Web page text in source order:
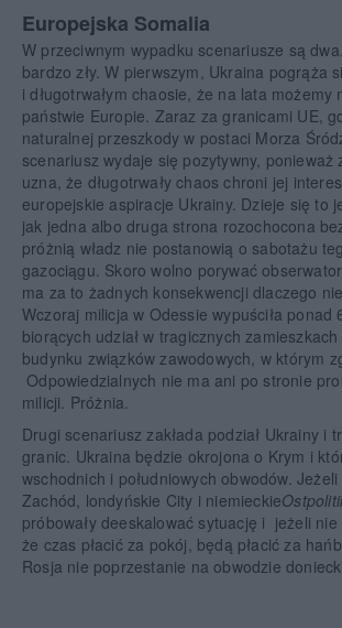
Europejska Somalia
W przeciwnym wypadku scenariusze są
bardzo zły. W pierwszym, Ukraina pogrąża
i długotrwałym chaosie, że na lata możemy
państwie Europie. Zaraz za granicami UE,
naturalnej przeszkody w postaci Morza
scenariusz wydaje się pozytywny, ponieważ
uzna, że długotrwały chaos chroni jej
europejskie aspiracje Ukrainy. Dzieje się to
jak jedna albo druga strona rozochocona
próżnią władz nie postanowią o sabotażu
gazociągu. Skoro wolno porywać
ma za to żadnych konsekwencji dlaczego
Wczoraj milicja w Odessie wypuściła ponad
biorących udział w tragicznych
budynku związków zawodowych, w którym
Odpowiedzialnych nie ma ani po stronie
milicji. Próżnia.
Drugi scenariusz zakłada podział Ukrainy i
granic. Ukraina będzie okrojona o Krym i
wschodnich i południowych obwodów.
Zachód, londyńskie City i niemieckie
próbowały deeskalować sytuację i jeżeli
że czas płacić za pokój, będą płacić za
Rosja nie poprzestanie na obwodzie